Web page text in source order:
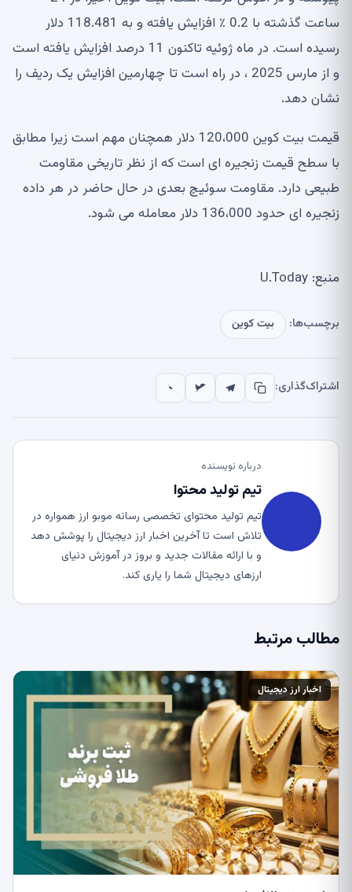
ساعت گذشته با 0.2 ٪ افزایش یافته و به 118.481 دلار
رسیده است. در ماه ژوئیه تاکنون 11 درصد افزایش یافته است
و از مارس 2025 ، در راه است تا چهارمین افزایش یک ردیف را
نشان دهد.
قیمت بیت کوین 120،000 دلار همچنان مهم است زیرا مطابق
با سطح قیمت زنجیره ای است که از نظر تاریخی مقاومت
طبیعی دارد. مقاومت سوئیچ بعدی در حال حاضر در هر داده
زنجیره ای حدود 136،000 دلار معامله می شود.
منبع: U.Today
برچسب‌ها: بیت کوین
اشتراک‌گذاری:
درباره نویسنده
تیم تولید محتوا
تیم تولید محتوای تخصصی رسانه موبو ارز همواره در
تلاش است تا آخرین اخبار ارز دیجیتال را پوشش دهد
و با ارائه مقالات جدید و بروز در آموزش دنیای
ارزهای دیجیتال شما را یاری کند.
مطالب مرتبط
اخبار ارز دیجیتال